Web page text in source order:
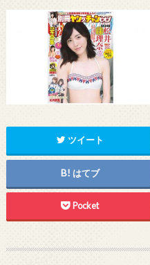
ツイート
はてブ
Pocket